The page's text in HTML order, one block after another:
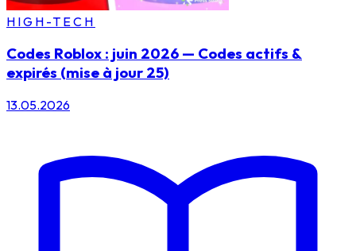
HIGH-TECH
Codes Roblox : juin 2026 — Codes actifs &
expirés (mise à jour 25)
13.05.2026